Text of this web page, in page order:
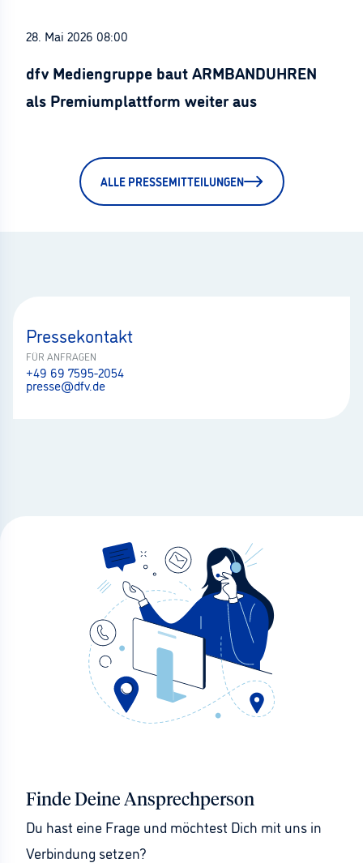
28. Mai 2026 08:00
dfv Mediengruppe baut ARMBANDUHREN
als Premiumplattform weiter aus
ALLE PRESSEMITTEILUNGEN
Pressekontakt
FÜR ANFRAGEN
+49 69 7595-2054
presse@dfv.de
Finde Deine Ansprechperson
Du hast eine Frage und möchtest Dich mit uns in
Verbindung setzen?